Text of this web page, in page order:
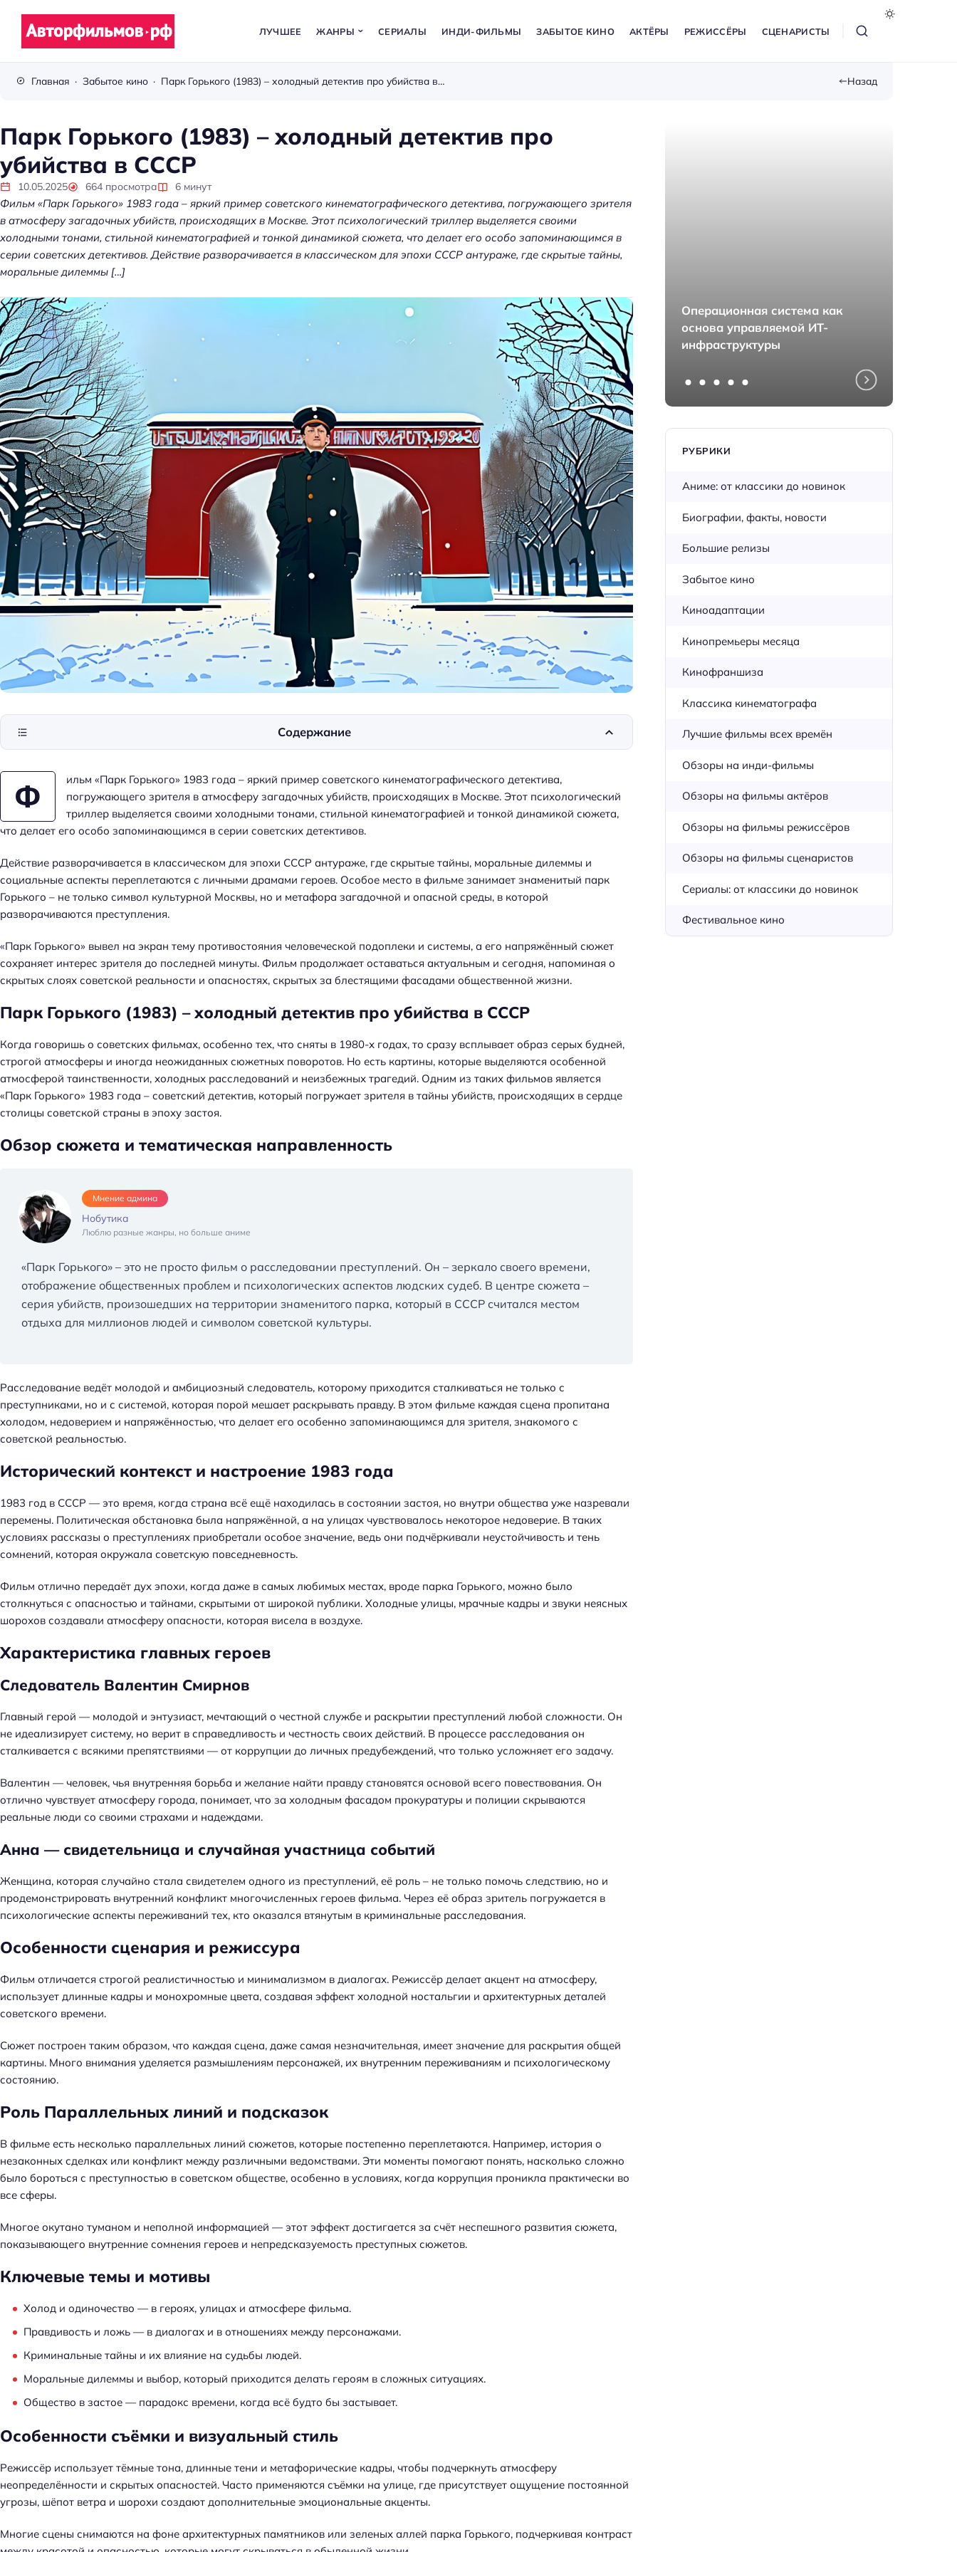
о
к
и
н
о
ЛУЧШЕЕ ЖАНРЫ СЕРИАЛЫ ИНДИ-ФИЛЬМЫ ЗАБЫТОЕ КИНО АКТЁРЫ РЕЖИССЁРЫ СЦЕНАРИСТЫ
Главная Забытое кино Парк Горького (1983) – холодный детектив про убийства в СССР Назад
Парк Горького (1983) – холодный детектив про
убийства в СССР
10.05.2025 664 просмотра 6 минут
Фильм «Парк Горького» 1983 года – яркий пример советского кинематографического детектива, погружающего зрителя
в атмосферу загадочных убийств, происходящих в Москве. Этот психологический триллер выделяется своими
холодными тонами, стильной кинематографией и тонкой динамикой сюжета, что делает его особо запоминающимся в
серии советских детективов. Действие разворачивается в классическом для эпохи СССР антураже, где скрытые тайны,
моральные дилеммы […]
Ф
ильм «Парк Горького» 1983 года – яркий пример советского кинематографического детектива,
погружающего зрителя в атмосферу загадочных убийств, происходящих в Москве. Этот психологический
триллер выделяется своими холодными тонами, стильной кинематографией и тонкой динамикой сюжета,
что делает его особо запоминающимся в серии советских детективов.
Действие разворачивается в классическом для эпохи СССР антураже, где скрытые тайны, моральные дилеммы и
социальные аспекты переплетаются с личными драмами героев. Особое место в фильме занимает знаменитый парк
Горького – не только символ культурной Москвы, но и метафора загадочной и опасной среды, в которой
разворачиваются преступления.
«Парк Горького» вывел на экран тему противостояния человеческой подоплеки и системы, а его напряжённый сюжет
сохраняет интерес зрителя до последней минуты. Фильм продолжает оставаться актуальным и сегодня, напоминая о
скрытых слоях советской реальности и опасностях, скрытых за блестящими фасадами общественной жизни.
Парк Горького (1983) – холодный детектив про убийства в СССР
Когда говоришь о советских фильмах, особенно тех, что сняты в 1980-х годах, то сразу всплывает образ серых будней,
строгой атмосферы и иногда неожиданных сюжетных поворотов. Но есть картины, которые выделяются особенной
атмосферой таинственности, холодных расследований и неизбежных трагедий. Одним из таких фильмов является
«Парк Горького» 1983 года – советский детектив, который погружает зрителя в тайны убийств, происходящих в сердце
столицы советской страны в эпоху застоя.
Обзор сюжета и тематическая направленность
Мнение админа
Нобутика
Люблю разные жанры, но больше аниме
«Парк Горького» – это не просто фильм о расследовании преступлений. Он – зеркало своего времени,
отображение общественных проблем и психологических аспектов людских судеб. В центре сюжета –
серия убийств, произошедших на территории знаменитого парка, который в СССР считался местом
отдыха для миллионов людей и символом советской культуры.
Расследование ведёт молодой и амбициозный следователь, которому приходится сталкиваться не только с
преступниками, но и с системой, которая порой мешает раскрывать правду. В этом фильме каждая сцена пропитана
холодом, недоверием и напряжённостью, что делает его особенно запоминающимся для зрителя, знакомого с
советской реальностью.
Исторический контекст и настроение 1983 года
1983 год в СССР — это время, когда страна всё ещё находилась в состоянии застоя, но внутри общества уже назревали
перемены. Политическая обстановка была напряжённой, а на улицах чувствовалось некоторое недоверие. В таких
условиях рассказы о преступлениях приобретали особое значение, ведь они подчёркивали неустойчивость и тень
сомнений, которая окружала советскую повседневность.
Фильм отлично передаёт дух эпохи, когда даже в самых любимых местах, вроде парка Горького, можно было
столкнуться с опасностью и тайнами, скрытыми от широкой публики. Холодные улицы, мрачные кадры и звуки неясных
шорохов создавали атмосферу опасности, которая висела в воздухе.
Характеристика главных героев
Следователь Валентин Смирнов
Главный герой — молодой и энтузиаст, мечтающий о честной службе и раскрытии преступлений любой сложности. Он
не идеализирует систему, но верит в справедливость и честность своих действий. В процессе расследования он
сталкивается с всякими препятствиями — от коррупции до личных предубеждений, что только усложняет его задачу.
Валентин — человек, чья внутренняя борьба и желание найти правду становятся основой всего повествования. Он
отлично чувствует атмосферу города, понимает, что за холодным фасадом прокуратуры и полиции скрываются
реальные люди со своими страхами и надеждами.
Анна — свидетельница и случайная участница событий
Женщина, которая случайно стала свидетелем одного из преступлений, её роль – не только помочь следствию, но и
продемонстрировать внутренний конфликт многочисленных героев фильма. Через её образ зритель погружается в
психологические аспекты переживаний тех, кто оказался втянутым в криминальные расследования.
Особенности сценария и режиссура
Фильм отличается строгой реалистичностью и минимализмом в диалогах. Режиссёр делает акцент на атмосферу,
использует длинные кадры и монохромные цвета, создавая эффект холодной ностальгии и архитектурных деталей
советского времени.
Сюжет построен таким образом, что каждая сцена, даже самая незначительная, имеет значение для раскрытия общей
картины. Много внимания уделяется размышлениям персонажей, их внутренним переживаниям и психологическому
состоянию.
Роль Параллельных линий и подсказок
В фильме есть несколько параллельных линий сюжетов, которые постепенно переплетаются. Например, история о
незаконных сделках или конфликт между различными ведомствами. Эти моменты помогают понять, насколько сложно
было бороться с преступностью в советском обществе, особенно в условиях, когда коррупция проникла практически во
все сферы.
Многое окутано туманом и неполной информацией — этот эффект достигается за счёт неспешного развития сюжета,
показывающего внутренние сомнения героев и непредсказуемость преступных сюжетов.
Ключевые темы и мотивы
Холод и одиночество — в героях, улицах и атмосфере фильма.
Правдивость и ложь — в диалогах и в отношениях между персонажами.
Криминальные тайны и их влияние на судьбы людей.
Моральные дилеммы и выбор, который приходится делать героям в сложных ситуациях.
Общество в застое — парадокс времени, когда всё будто бы застывает.
Особенности съёмки и визуальный стиль
Режиссёр использует тёмные тона, длинные тени и метафорические кадры, чтобы подчеркнуть атмосферу
неопределённости и скрытых опасностей. Часто применяются съёмки на улице, где присутствует ощущение постоянной
угрозы, шёпот ветра и шорохи создают дополнительные эмоциональные акценты.
Многие сцены снимаются на фоне архитектурных памятников или зеленых аллей парка Горького, подчеркивая контраст
Содержание
цифровым сервисам работать
стабильнее
мероприятий — звук, экраны,
тач-панели: как выбрать и не
ошибиться
Операционная система как
основа управляемой ИТ-
инфраструктуры
РУБРИКИ
Аниме: от классики до новинок
Биографии, факты, новости
Большие релизы
Забытое кино
Киноадаптации
Кинопремьеры месяца
Кинофраншиза
Классика кинематографа
Лучшие фильмы всех времён
Обзоры на инди-фильмы
Обзоры на фильмы актёров
Обзоры на фильмы режиссёров
Обзоры на фильмы сценаристов
Сериалы: от классики до новинок
Фестивальное кино
: